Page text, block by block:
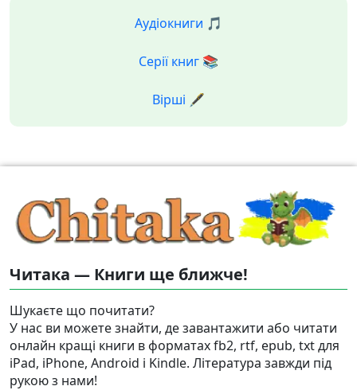
Аудіокниги 🎵
Серії книг 📚
Вірші 🖋️
Читака — Книги ще ближче!
Шукаєте що почитати?
У нас ви можете знайти, де завантажити або читати
онлайн кращі книги в форматах fb2, rtf, epub, txt для
iPad, iPhone, Android і Kindle. Література завжди під
рукою з нами!